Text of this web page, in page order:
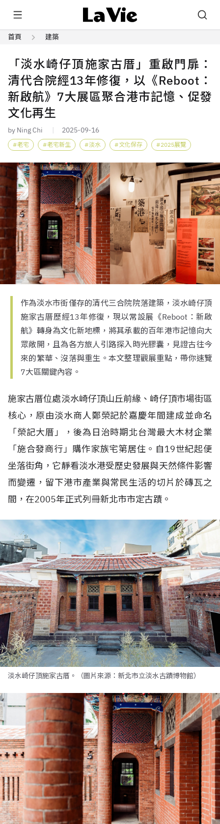
首頁 建築
「淡水崎仔頂施家古厝」重啟門扉：
清代合院經13年修復，以《Reboot：
新啟航》7大展區聚合港市記憶、促發
文化再生
by Ning Chi 2025-09-16
老宅 老宅新生 淡水 文化保存 2025展覽
作為淡水市街僅存的清代三合院院落建築，淡水崎仔頂
施家古厝歷經13年修復，現以常設展《Reboot：新啟
航》轉身為文化新地標，將其承載的百年港市記憶向大
眾敞開，且為各方旅人引路探入時光膠囊，見證古往今
來的繁華、沒落與重生。本文整理觀展重點，帶你速覽
7大區關鍵內容。
施家古厝位處淡水崎仔頂山丘前緣、崎仔頂市場街區
核心，原由淡水商人鄭榮記於嘉慶年間建成並命名
「榮記大厝」，後為日治時期北台灣最大木材企業
「施合發商行」購作家族宅第居住。自19世紀起便
坐落街角，它靜看淡水港受歷史發展與天然條件影響
而變遷，留下港市產業與常民生活的切片於磚瓦之
間，在2005年正式列冊新北市市定古蹟。
淡水崎仔頂施家古厝。（圖片來源：新北市立淡水古蹟博物館）